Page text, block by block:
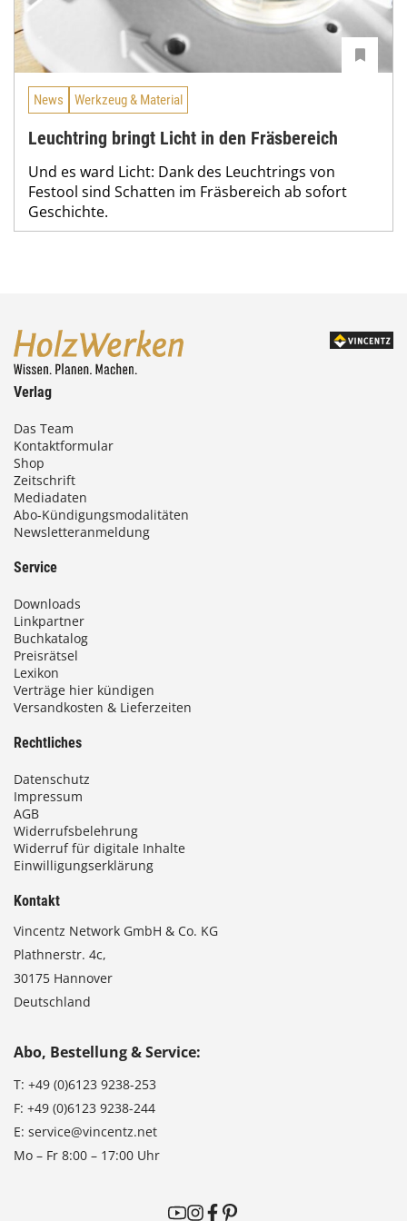
News Werkzeug & Material
Leuchtring bringt Licht in den Fräsbereich
Und es ward Licht: Dank des Leuchtrings von
Festool sind Schatten im Fräsbereich ab sofort
Geschichte.
Verlag
Das Team
Kontaktformular
Shop
Zeitschrift
Mediadaten
Abo-Kündigungsmodalitäten
Newsletteranmeldung
Service
Downloads
Linkpartner
Buchkatalog
Preisrätsel
Lexikon
Verträge hier kündigen
Versandkosten & Lieferzeiten
Rechtliches
Datenschutz
Impressum
AGB
Widerrufsbelehrung
Widerruf für digitale Inhalte
Einwilligungserklärung
Kontakt
Vincentz Network GmbH & Co. KG
Plathnerstr. 4c,
30175 Hannover
Deutschland
Abo, Bestellung & Service:
T: +49 (0)6123 9238-253
F: +49 (0)6123 9238-244
E: service@vincentz.net
Mo – Fr 8:00 – 17:00 Uhr